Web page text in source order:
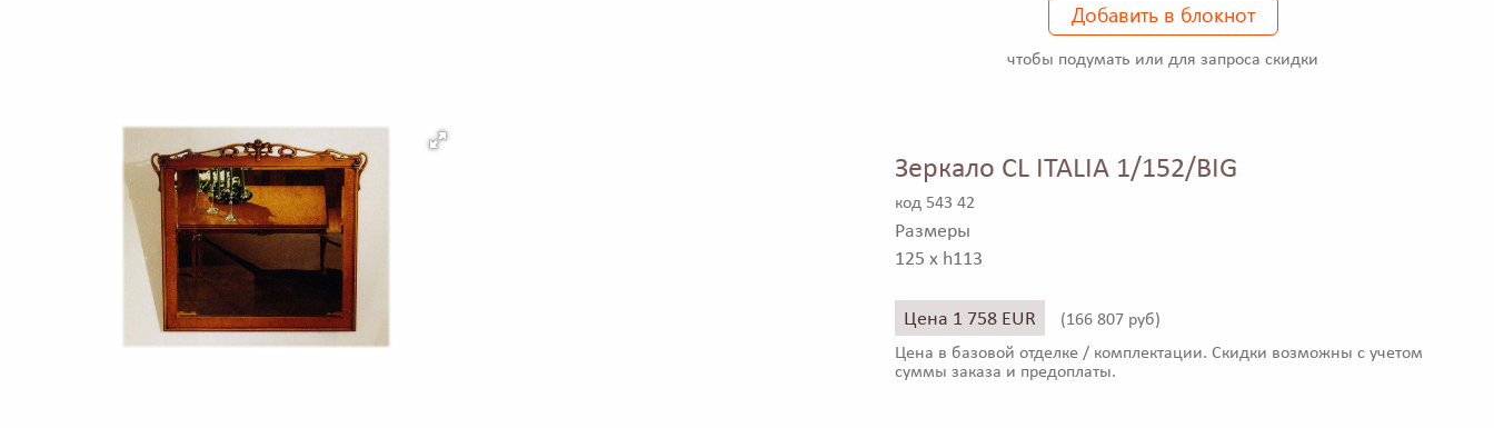
Добавить в блокнот
чтобы подумать или для запроса скидки
Зеркало CL ITALIA 1/152/BIG
код 543 42
Размеры
125 x h113
Цена 1 758 EUR (166 807 руб)
Цена в базовой отделке / комплектации. Скидки возможны с учетом
суммы заказа и предоплаты.